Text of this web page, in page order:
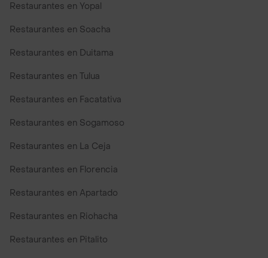
Restaurantes en Yopal
Restaurantes en Soacha
Restaurantes en Duitama
Restaurantes en Tulua
Restaurantes en Facatativa
Restaurantes en Sogamoso
Restaurantes en La Ceja
Restaurantes en Florencia
Restaurantes en Apartado
Restaurantes en Riohacha
Restaurantes en Pitalito